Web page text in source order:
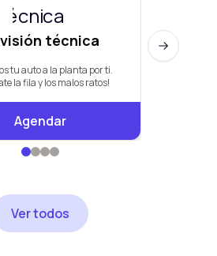
técnica
tu auto a la planta por ti.
la fila y los malos ratos!
Agendar
Next slide
Ver todos